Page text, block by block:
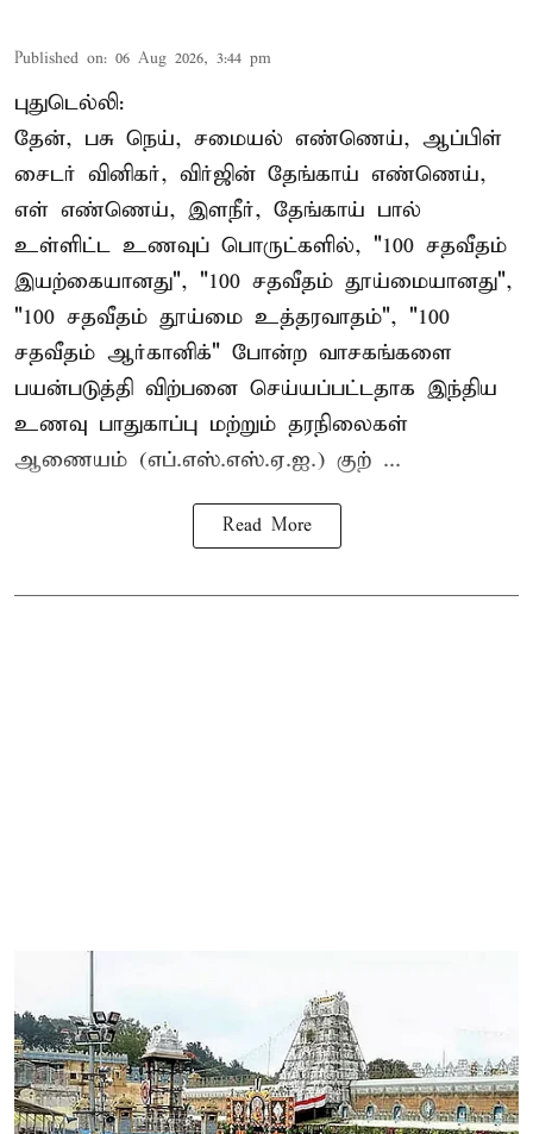
Published on: 06 Aug 2026, 3:44 pm
புதுடெல்லி:
தேன், பசு நெய், சமையல் எண்ணெய், ஆப்பிள்
சைடர் வினிகர், விர்ஜின் தேங்காய் எண்ணெய்,
எள் எண்ணெய், இளநீர், தேங்காய் பால்
உள்ளிட்ட உணவுப் பொருட்களில், "100 சதவீதம்
இயற்கையானது", "100 சதவீதம் தூய்மையானது",
"100 சதவீதம் தூய்மை உத்தரவாதம்", "100
சதவீதம் ஆர்கானிக்" போன்ற வாசகங்களை
பயன்படுத்தி விற்பனை செய்யப்பட்டதாக இந்திய
உணவு பாதுகாப்பு மற்றும் தரநிலைகள்
ஆணையம் (எப்.எஸ்.எஸ்.ஏ.ஐ.) குற் ...
Read More